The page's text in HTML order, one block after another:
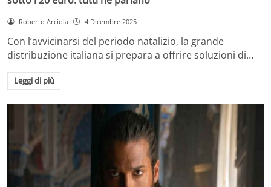
Roberto Arciola 4 Dicembre 2025
Con l’avvicinarsi del periodo natalizio, la grande
distribuzione italiana si prepara a offrire soluzioni di…
Leggi di più